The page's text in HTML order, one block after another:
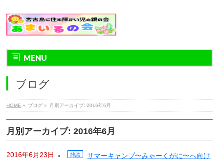
MENU
ブログ
HOME » ブログ » 月別アーカイブ: 2016年6月
月別アーカイブ: 2016年6月
2016年6月23日 雑談
サマーキャンプ〜みゃーくがに〜へ向け